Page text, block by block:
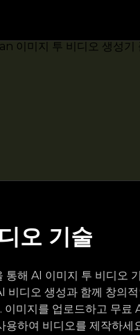
오 기술
해 AI 이미지 투 비디오
비디오 생성과 함께 창의
미지를 업로드하고 무료
하여 비디오를 제작하세